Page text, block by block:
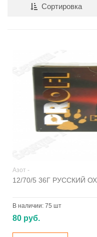
Сортировка
Азот -
12/70/5 36Г РУССКИЙ
В наличии: 75 шт
80 руб.